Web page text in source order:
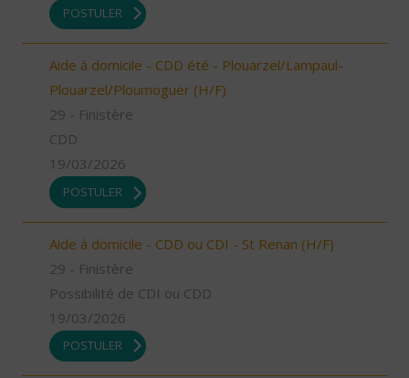
POSTULER
Aide à domicile - CDD été - Plouarzel/Lampaul-
Plouarzel/Ploumoguer (H/F)
29 - Finistère
CDD
19/03/2026
POSTULER
Aide à domicile - CDD ou CDI - St Renan (H/F)
29 - Finistère
Possibilité de CDI ou CDD
19/03/2026
POSTULER